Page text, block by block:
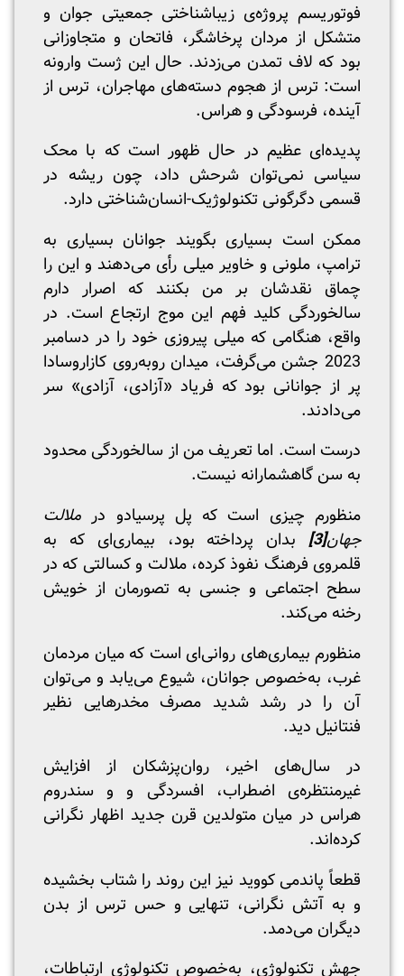
فوتوریسم پروژه‌ی زیباشناختی جمعیتی جوان و
متشکل از مردان پرخاشگر، فاتحان و متجاوزانی
بود که لاف تمدن می‌زدند. حال این ژست وارونه
است: ترس از هجوم دسته‌های مهاجران، ترس از
آینده، فرسودگی و هراس.
پدیده‌ای عظیم در حال ظهور است که با محک
سیاسی نمی‌توان شرحش داد، چون ریشه در
قسمی دگرگونی تکنولوژیک-انسان‌شناختی دارد.
ممکن است بسیاری بگویند جوانان بسیاری به
ترامپ، ملونی و خاویر میلی رأی می‌دهند و این را
چماق نقدشان بر من بکنند که اصرار دارم
سالخوردگی کلید فهم این موج ارتجاع است. در
واقع، هنگامی که میلی پیروزی خود را در دسامبر
2023 جشن می‌گرفت، میدان روبه‌روی کازاروسادا
پر از جوانانی بود که فریاد «آزادی، آزادی» سر
می‌دادند.
درست است. اما تعریف من از سالخوردگی محدود
به سن گاهشمارانه نیست.
منظورم چیزی است که پل پرسیادو در ملالت
جهان[3]
بدان پرداخته بود، بیماری‌ای که به
قلمروی فرهنگ نفوذ کرده، ملالت و کسالتی که در
سطح اجتماعی و جنسی به تصورمان از خویش
رخنه می‌کند.
منظورم بیماری‌های روانی‌ای است که میان مردمان
غرب، به‌خصوص جوانان، شیوع می‌یابد و می‌توان
آن را در رشد شدید مصرف مخدرهایی نظیر
فنتانیل دید.
در سال‌های اخیر، روان‌پزشکان از افزایش
غیرمنتظره‌ی اضطراب، افسردگی و و سندروم
هراس در میان متولدین قرن جدید اظهار نگرانی
کرده‌اند.
قطعاً پاندمی کووید نیز این روند را شتاب بخشیده
و به آتش نگرانی، تنهایی و حس ترس از بدن
دیگران می‌دمد.
جهش تکنولوژی، به‌خصوص تکنولوژی ارتباطات،